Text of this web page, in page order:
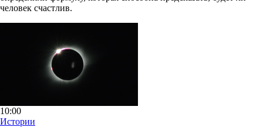
человек счастлив.
10:00
Истории